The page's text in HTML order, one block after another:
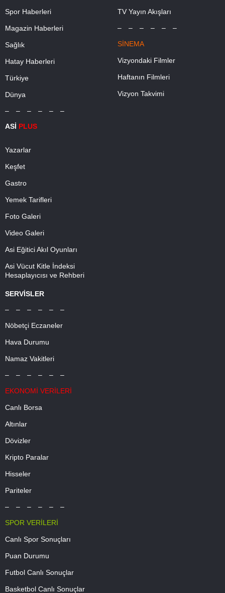
Spor Haberleri
Magazin Haberleri
Sağlık
Hatay Haberleri
Türkiye
Dünya
– – – – – –
ASİ PLUS
Yazarlar
Keşfet
Gastro
Yemek Tarifleri
Foto Galeri
Video Galeri
Asi Eğitici Akıl Oyunları
Asi Vücut Kitle İndeksi
Hesaplayıcısı ve Rehberi
TV Yayın Akışları
– – – – – –
SİNEMA
Vizyondaki Filmler
Haftanın Filmleri
Vizyon Takvimi
SERVİSLER
– – – – – –
Nöbetçi Eczaneler
Hava Durumu
Namaz Vakitleri
– – – – – –
EKONOMİ VERİLERİ
Canlı Borsa
Altınlar
Dövizler
Kripto Paralar
Hisseler
Pariteler
– – – – – –
SPOR VERİLERİ
Canlı Spor Sonuçları
Puan Durumu
Futbol Canlı Sonuçlar
Basketbol Canlı Sonuçlar